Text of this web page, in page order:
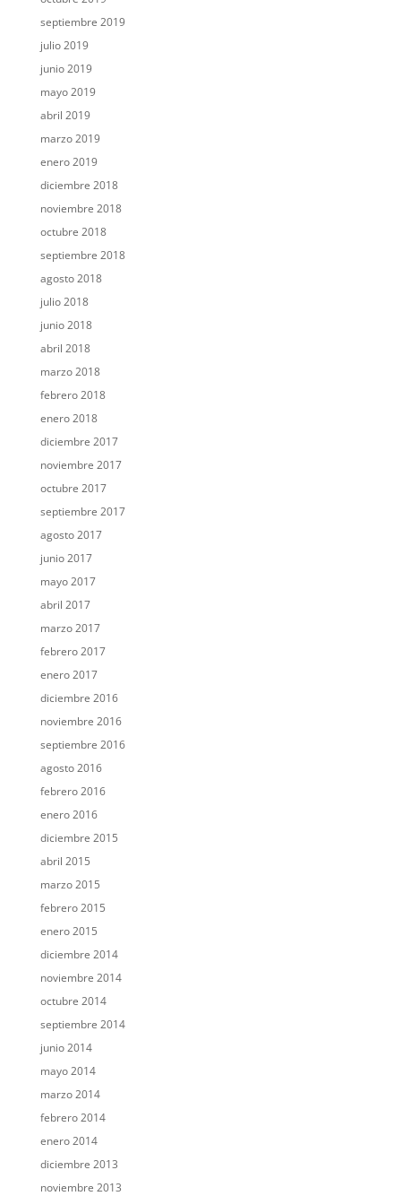
septiembre 2019
julio 2019
junio 2019
mayo 2019
abril 2019
marzo 2019
enero 2019
diciembre 2018
noviembre 2018
octubre 2018
septiembre 2018
agosto 2018
julio 2018
junio 2018
abril 2018
marzo 2018
febrero 2018
enero 2018
diciembre 2017
noviembre 2017
octubre 2017
septiembre 2017
agosto 2017
junio 2017
mayo 2017
abril 2017
marzo 2017
febrero 2017
enero 2017
diciembre 2016
noviembre 2016
septiembre 2016
agosto 2016
febrero 2016
enero 2016
diciembre 2015
abril 2015
marzo 2015
febrero 2015
enero 2015
diciembre 2014
noviembre 2014
octubre 2014
septiembre 2014
junio 2014
mayo 2014
marzo 2014
febrero 2014
enero 2014
diciembre 2013
noviembre 2013